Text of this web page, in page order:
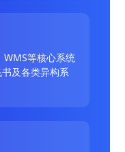
WMS等核心系统
及各类异构系